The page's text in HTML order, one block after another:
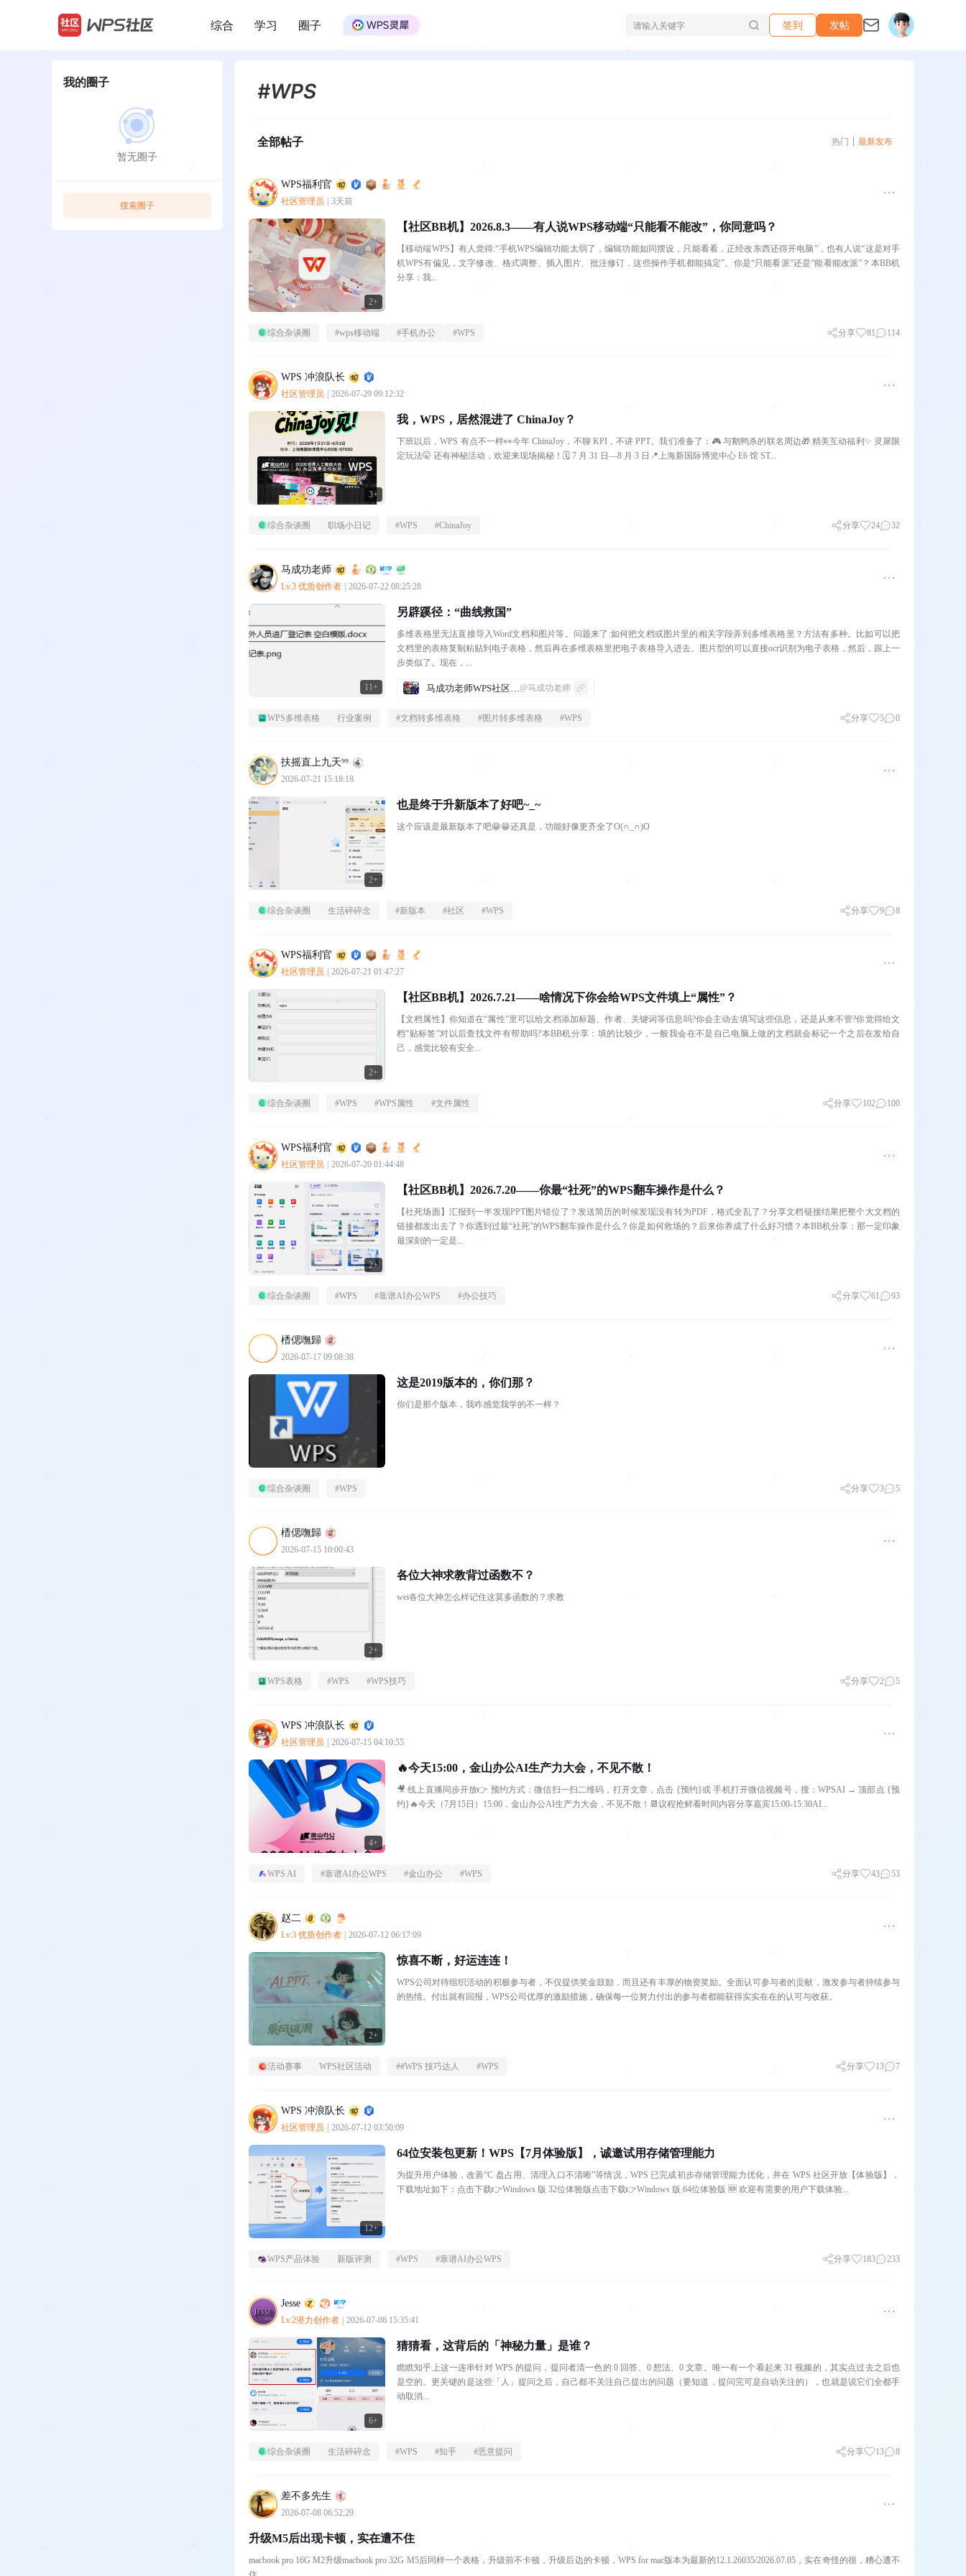
/
综合 学习 圈子 签到 发帖
我的圈子
暂无圈子
搜索圈子
#WPS
全部帖子 热门 最新发布
WPS福利官
社区管理员 3天前
2+
【社区BB机】2026.8.3——有人说WPS移动端“只能看不能改”，你同意吗？
【移动端WPS】有人觉得:“手机WPS编辑功能太弱了，编辑功能如同摆设，只能看看，正经改东西还得开电脑”，也有人说“这是对手
机WPS有偏见，文字修改、格式调整、插入图片、批注修订，这些操作手机都能搞定”。你是“只能看派”还是“能看能改派”？本BB机
分享：我...
综合杂谈圈 #wps移动端 #手机办公 #WPS 分享 81 114
WPS 冲浪队长
社区管理员 2026-07-29 09:12:32
3+
我，WPS，居然混进了 ChinaJoy？
下班以后，WPS 有点不一样👀今年 ChinaJoy，不聊 KPI，不讲 PPT。我们准备了：🎮 与鹅鸭杀的联名周边🎁 精美互动福利✨ 灵犀限
定玩法🤫 还有神秘活动，欢迎来现场揭秘！🗓️ 7 月 31 日—8 月 3 日📍上海新国际博览中心 E6 馆 ST...
综合杂谈圈 职场小日记 #WPS #ChinaJoy 分享 24 32
马成功老师
Lv.3 优质创作者 2026-07-22 08:25:28
11+
另辟蹊径：“曲线救国”
多维表格里无法直接导入Word文档和图片等。问题来了:如何把文档或图片里的相关字段弄到多维表格里？方法有多种。比如可以把
文档里的表格复制粘贴到电子表格，然后再在多维表格里把电子表格导入进去。图片型的可以直接ocr识别为电子表格，然后，跟上一
步类似了。现在，...
@马成功老师
WPS多维表格 行业案例 #文档转多维表格 #图片转多维表格 #WPS 分享 5 0
扶摇直上九天⁹⁹
2026-07-21 15:18:18
2+
也是终于升新版本了好吧~_~
这个应该是最新版本了吧😁😁还真是，功能好像更齐全了O(∩_∩)O
综合杂谈圈 生活碎碎念 #新版本 #社区 #WPS 分享 9 8
WPS福利官
社区管理员 2026-07-21 01:47:27
2+
【社区BB机】2026.7.21——啥情况下你会给WPS文件填上“属性”？
【文档属性】你知道在“属性”里可以给文档添加标题、作者、关键词等信息吗?你会主动去填写这些信息，还是从来不管?你觉得给文
档“贴标签”对以后查找文件有帮助吗?本BB机分享：填的比较少，一般我会在不是自己电脑上做的文档就会标记一个之后在发给自
己，感觉比较有安全...
综合杂谈圈 #WPS #WPS属性 #文件属性 分享 102 100
WPS福利官
社区管理员 2026-07-20 01:44:48
2+
【社区BB机】2026.7.20——你最“社死”的WPS翻车操作是什么？
【社死场面】汇报到一半发现PPT图片错位了？发送简历的时候发现没有转为PDF，格式全乱了？分享文档链接结果把整个大文档的
链接都发出去了？你遇到过最“社死”的WPS翻车操作是什么？你是如何救场的？后来你养成了什么好习惯？本BB机分享：那一定印象
最深刻的一定是...
综合杂谈圈 #WPS #靠谱AI办公WPS #办公技巧 分享 61 93
楿偲嘸歸
2026-07-17 09:08:38
这是2019版本的，你们那？
你们是那个版本，我咋感觉我学的不一样？
综合杂谈圈 #WPS 分享 3 5
楿偲嘸歸
2026-07-15 10:00:43
2+
各位大神求教背过函数不？
wei各位大神怎么样记住这莫多函数的？求教
WPS表格 #WPS #WPS技巧 分享 2 5
WPS 冲浪队长
社区管理员 2026-07-15 04:10:55
4+
🔥今天15:00，金山办公AI生产力大会，不见不散！
🎥 线上直播同步开放👉 预约方式：微信扫一扫二维码，打开文章，点击 {预约}或 手机打开微信视频号，搜：WPSAI → 顶部点 {预
约}🔥今天（7月15日）15:00，金山办公AI生产力大会，不见不散！📆议程抢鲜看时间内容分享嘉宾15:00-15:30AI...
WPS AI #靠谱AI办公WPS #金山办公 #WPS 分享 43 53
赵二
Lv.3 优质创作者 2026-07-12 06:17:09
2+
惊喜不断，好运连连！
WPS公司对待组织活动的积极参与者，不仅提供奖金鼓励，而且还有丰厚的物资奖励。全面认可参与者的贡献，激发参与者持续参与
的热情。付出就有回报，WPS公司优厚的激励措施，确保每一位努力付出的参与者都能获得实实在在的认可与收获。
活动赛事 WPS社区活动 ##WPS 技巧达人 #WPS 分享 13 7
WPS 冲浪队长
社区管理员 2026-07-12 03:50:09
12+
64位安装包更新！WPS【7月体验版】，诚邀试用存储管理能力
为提升用户体验，改善“C 盘占用、清理入口不清晰”等情况，WPS 已完成初步存储管理能力优化，并在 WPS 社区开放【体验版】，
下载地址如下：点击下载👉Windows 版 32位体验版点击下载👉Windows 版 64位体验版 🆕 欢迎有需要的用户下载体验...
WPS产品体验 新版评测 #WPS #靠谱AI办公WPS 分享 183 233
Jesse
Lv.2潜力创作者 2026-07-08 15:35:41
6+
猜猜看，这背后的「神秘力量」是谁？
瞧瞧知乎上这一连串针对 WPS 的提问，提问者清一色的 0 回答、0 想法、0 文章。唯一有一个看起来 31 视频的，其实点过去之后也
是空的。更关键的是这些「人」提问之后，自己都不关注自己提出的问题（要知道，提问完可是自动关注的），也就是说它们全都手
动取消...
综合杂谈圈 生活碎碎念 #WPS #知乎 #恶意提问 分享 13 8
差不多先生
2026-07-08 06:52:29
升级M5后出现卡顿，实在遭不住
macbook pro 16G M2升级macbook pro 32G M5后同样一个表格，升级前不卡顿，升级后边的卡顿，WPS for mac版本为最新的12.1.26035/2026.07.05，实在奇怪的很，糟心遭不